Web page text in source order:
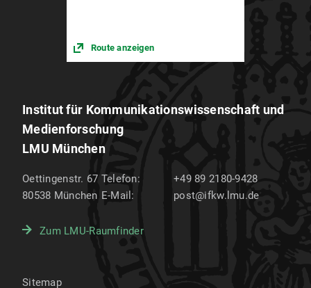
Route anzeigen
Institut für Kommunikations­wissenschaft und
Medien­forschung
LMU München
Oettingenstr. 67
80538 München
Telefon:
+49 89 2180-9428
E-Mail:
post@ifkw.lmu.de
Zum LMU-Raumfinder
Sitemap